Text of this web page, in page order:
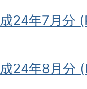
24年7月分
24年8月分